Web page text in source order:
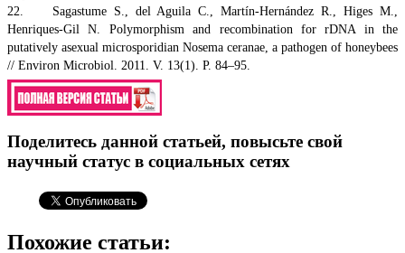
22. Sagastume S., del Aguila C., Martín-Hernández R., Higes M.,
Henriques-Gil N. Polymorphism and recombination for rDNA in the
putatively asexual microsporidian Nosema ceranae, a pathogen of honeybees
// Environ Microbiol. 2011. V. 13(1). P. 84–95.
Поделитесь данной статьей, повысьте свой
научный статус в социальных сетях
Похожие статьи: